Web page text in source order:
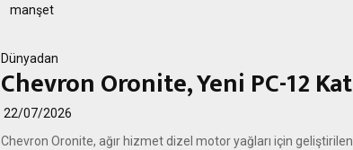
manşet
Dünyadan
Chevron Oronite, Yeni PC-12
22/07/2026
Chevron Oronite, ağır hizmet dizel motor yağları için